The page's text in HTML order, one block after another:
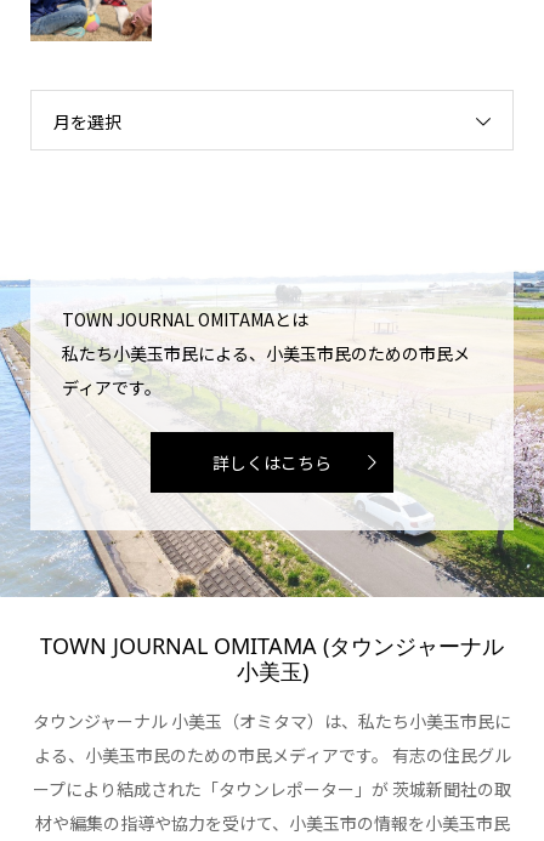
月を選択
TOWN JOURNAL OMITAMAとは
私たち小美玉市民による、小美玉市民のための市民メ
ディアです。
詳しくはこちら
TOWN JOURNAL OMITAMA (タウンジャーナル
小美玉)
タウンジャーナル 小美玉（オミタマ）は、私たち小美玉市民に
よる、小美玉市民のための市民メディアです。 有志の住民グル
ープにより結成された「タウンレポーター」が 茨城新聞社の取
材や編集の指導や協力を受けて、小美玉市の情報を小美玉市民